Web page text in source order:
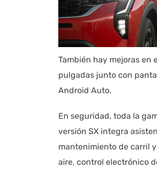
También hay mejoras en
pulgadas junto con
Android Auto.
En seguridad, toda la
versión SX integra
mantenimiento de carril
aire, control electrónico